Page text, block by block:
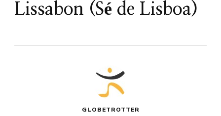
Lissabon (Sé de Lisboa)
GLOBETROTTER